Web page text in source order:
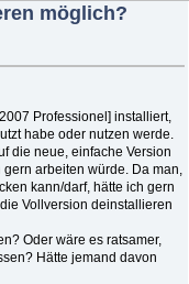
möglich?
Professionel] installiert,
habe oder nutzen werde.
die neue, einfache Version
arbeiten würde. Da man,
kann/darf, hätte ich gern
Vollversion deinstallieren
Oder wäre es ratsamer,
Hätte jemand davon